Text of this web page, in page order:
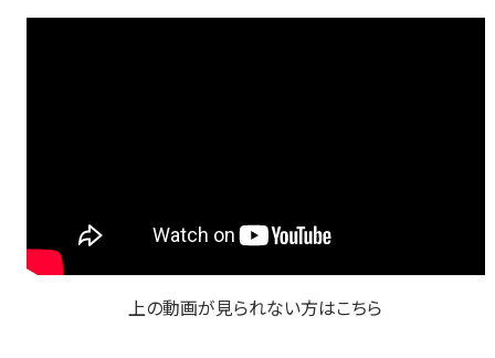
上の動画が見られない方はこちら